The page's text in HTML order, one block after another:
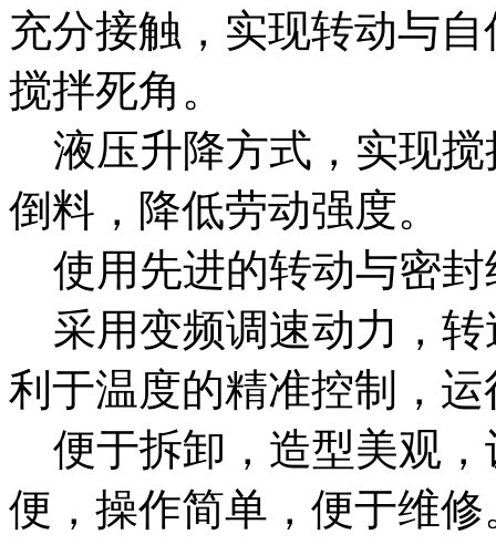
充分接触，实现转动与
搅拌死角。
液压升降方式，实现搅
倒料，降低劳动强度。
使用先进的转动与密封
采用变频调速动力，转
利于温度的精准控制，
便于拆卸，造型美观，
便，操作简单，便于维修